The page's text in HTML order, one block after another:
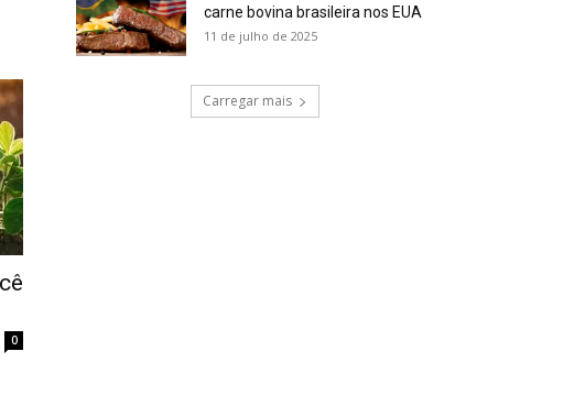
0
carne bovina brasileira nos EUA
11 de julho de 2025
Carregar mais